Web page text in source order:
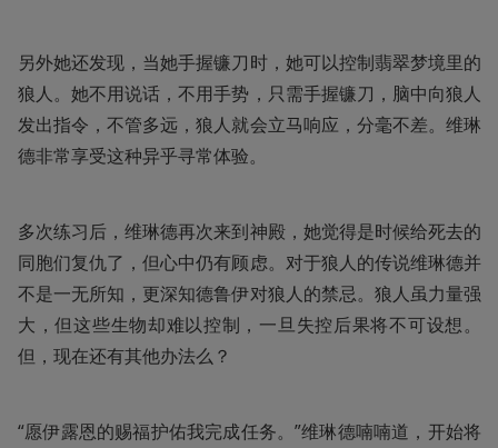
另外她还发现，当她手握镰刀时，她可以控制翡翠梦境里的
狼人。她不用说话，不用手势，只需手握镰刀，脑中向狼人
发出指令，不管多远，狼人就会立马响应，分毫不差。维琳
德非常享受这种异乎寻常体验。
多次练习后，维琳德再次来到神殿，她觉得是时候给死去的
同胞们复仇了，但心中仍有顾虑。对于狼人的传说维琳德并
不是一无所知，更深知德鲁伊对狼人的禁忌。狼人虽力量强
大，但这些生物却难以控制，一旦失控后果将不可设想。
但，现在还有其他办法么？
“愿伊露恩的赐福护佑我完成任务。”维琳德喃喃道，开始将